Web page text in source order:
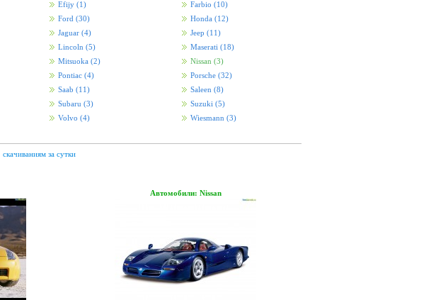
Efijy (1) Farbio (10)
Ford (30) Honda (12)
Jaguar (4) Jeep (11)
Lincoln (5) Maserati (18)
Mitsuoka (2) Nissan (3)
Pontiac (4) Porsche (32)
Saab (11) Saleen (8)
Subaru (3) Suzuki (5)
Volvo (4) Wiesmann (3)
скачиваниям за сутки
Автомобили: Nissan